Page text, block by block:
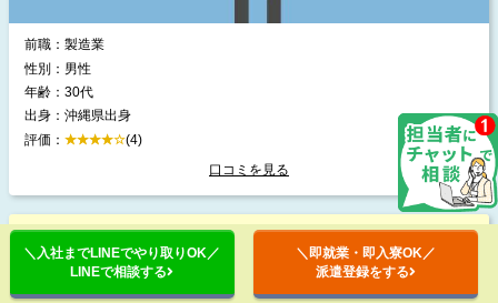
前職：製造業
性別：男性
年齢：30代
出身：沖縄県出身
評価：
(4)
口コミを見る
＼入社までLINEでやり取りOK／
LINEで相談する
＼即就業・即入寮OK／
派遣登録をする